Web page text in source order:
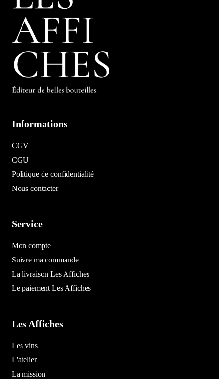
Informations
CGV
CGU
Politique de confidentialité
Nous contacter
Service
Mon compte
Suivre ma commande
La livraison Les Affiches
Le paiement Les Affiches
Les Affiches
Les vins
L'atelier
La mission